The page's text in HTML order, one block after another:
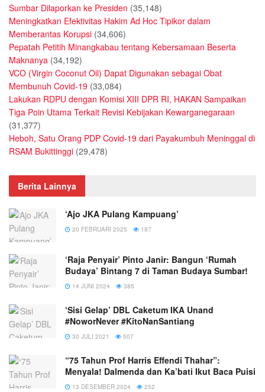
Sumbar Dilaporkan ke Presiden (35,148)
Meningkatkan Efektivitas Hakim Ad Hoc Tipikor dalam
Memberantas Korupsi (34,606)
Pepatah Petitih Minangkabau tentang Kebersamaan Beserta
Maknanya (34,192)
VCO (Virgin Coconut Oil) Dapat Digunakan sebagai Obat
Membunuh Covid-19 (33,084)
Lakukan RDPU dengan Komisi XIII DPR RI, HAKAN Sampaikan
Tiga Poin Utama Terkait Revisi Kebijakan Kewarganegaraan
(31,377)
Heboh, Satu Orang PDP Covid-19 dari Payakumbuh Meninggal di
RSAM Bukittinggi (29,478)
Berita Lainnya
‘Ajo JKA Pulang Kampuang’
20 FEBRUARI 2025 187
‘Raja Penyair’ Pinto Janir: Bangun ‘Rumah
Budaya’ Bintang 7 di Taman Budaya Sumbar!
14 JUNI 2024 385
‘Sisi Gelap’ DBL Caketum IKA Unand
#NoworNever #KitoNanSantiang
30 JULI 2021 507
“75 Tahun Prof Harris Effendi Thahar”:
Menyala! Dalmenda dan Ka’bati Ikut Baca Puisi
13 DESEMBER 2024 252